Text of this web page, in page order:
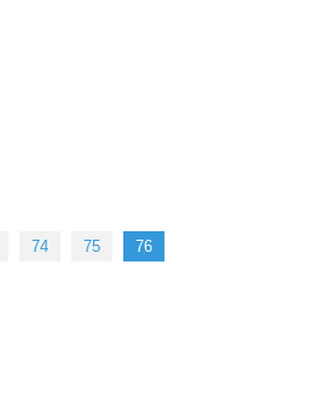
74 75 76